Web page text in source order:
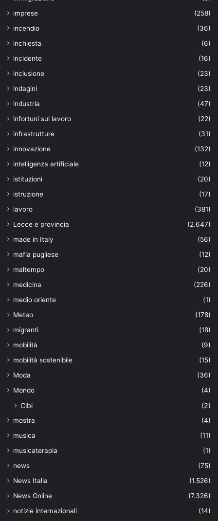
imprese
(258)
incendio
(36)
inchiesta
(6)
incidente
(16)
inclusione
(23)
indagini
(23)
industria
(47)
infortuni sul lavoro
(22)
infrastrutture
(31)
innovazione
(132)
intelligenza artificiale
(12)
istituzioni
(20)
istruzione
(17)
lavoro
(381)
Lecce e provincia
(2.647)
made in Italy
(56)
mafia pugliese
(12)
maltempo
(20)
medicina
(226)
medio oriente
(1)
Meteo
(178)
migranti
(18)
mobilità
(9)
mobilità sostenibile
(15)
Moda
(36)
Mondo
(4)
Cibi (2)
mostra
(4)
musica
(11)
musicaterapia
(1)
news
(75)
News Italia
(1.526)
News Online
(7.326)
notizie internazionali
(14)